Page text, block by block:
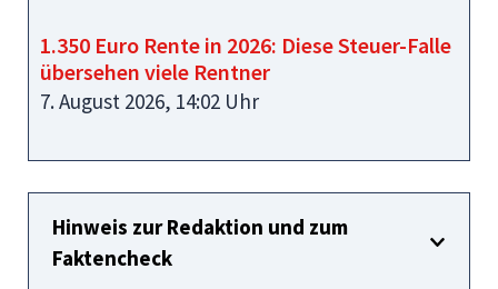
1.350 Euro Rente in 2026: Diese Steuer-Falle
übersehen viele Rentner
7. August 2026, 14:02 Uhr
Hinweis zur Redaktion und zum
Faktencheck